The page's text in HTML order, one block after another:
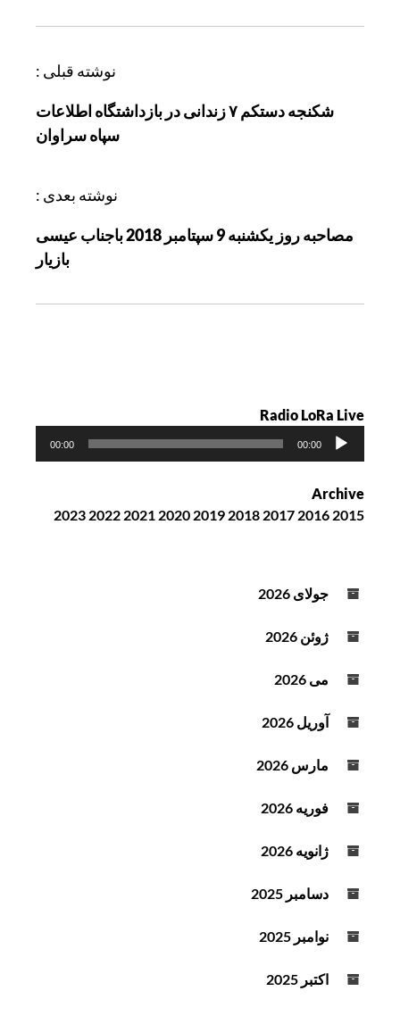
ه
نوشته قبلی :
شکنجه دستکم ۷ زندانی در بازداشتگاه اطلاعات
سپاه سراوان
نوشته بعدی :
مصاحبه روز يکشنبه 9 سپتامبر 2018 باجناب عيسی
بازيار
Radio LoRa Live
ک
ن
ه
و
00:00
00:00
Archive
2015
2016
2017
2018
2019
2020
2021
2022
2023
جولای 2026
ژوئن 2026
می 2026
آوریل 2026
مارس 2026
فوریه 2026
ژانویه 2026
دسامبر 2025
نوامبر 2025
اکتبر 2025